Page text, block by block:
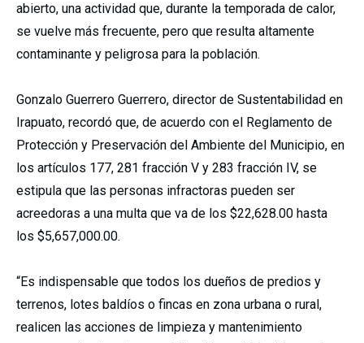
abierto, una actividad que, durante la temporada de calor,
se vuelve más frecuente, pero que resulta altamente
contaminante y peligrosa para la población.
Gonzalo Guerrero Guerrero, director de Sustentabilidad en
Irapuato, recordó que, de acuerdo con el Reglamento de
Protección y Preservación del Ambiente del Municipio, en
los artículos 177, 281 fracción V y 283 fracción IV, se
estipula que las personas infractoras pueden ser
acreedoras a una multa que va de los $22,628.00 hasta
los $5,657,000.00.
“Es indispensable que todos los dueños de predios y
terrenos, lotes baldíos o fincas en zona urbana o rural,
realicen las acciones de limpieza y mantenimiento